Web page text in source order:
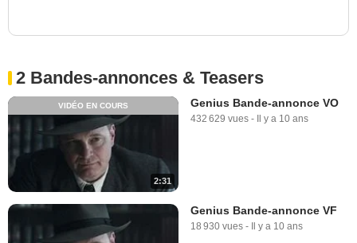
2 Bandes-annonces & Teasers
2:31
VIDÉO EN COURS Genius Bande-annonce VO
432 629 vues - Il y a 10 ans
Genius Bande-annonce VF
18 930 vues - Il y a 10 ans